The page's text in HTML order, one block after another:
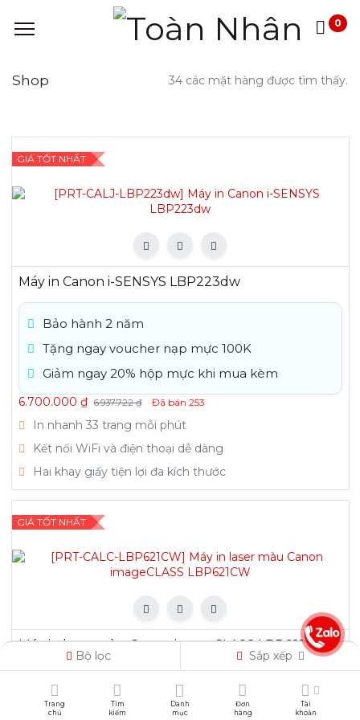
Bộ lọc Sắp xếp
Trang
chủ
Tìm
kiếm
Danh
mục
Đơn
hàng
Tài
khoản
0
Shop 34 các mặt hàng được tìm thấy.
Máy in Canon i-SENSYS LBP223dw
Bảo hành 2 năm
Tặng ngay voucher nạp mực 100K
Giảm ngay 20% hộp mực khi mua kèm
6.700.000 ₫ 6.937.722₫ Đã bán 253
In nhanh 33 trang mỗi phút
Kết nối WiFi và điện thoại dễ dàng
Hai khay giấy tiện lợi đa kích thước
GIÁ TỐT NHẤT
Máy in laser màu Canon imageCLASS LBP621CW
6.250.000 Đã bán
In màu nhanh 18 trang mỗi phút
GIÁ TỐT NHẤT